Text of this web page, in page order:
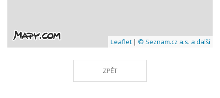
Leaflet | © Seznam.cz a.s. a další
ZPĚT